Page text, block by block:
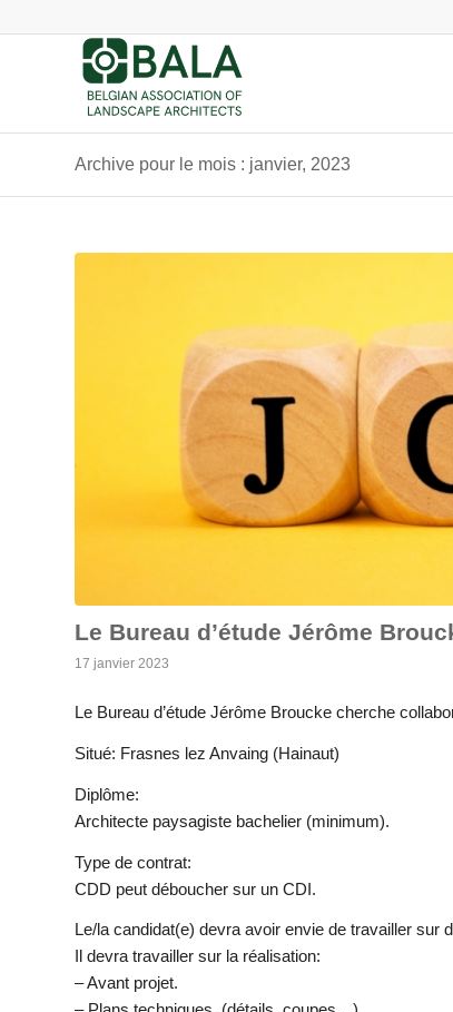
Archive pour le mois : janvier, 2023
Le Bureau d’étude Jérôme
17 janvier 2023
Le Bureau d’étude Jérôme Broucke cherche
Situé: Frasnes lez Anvaing (Hainaut)
Diplôme:
Architecte paysagiste bachelier (minimum).
Type de contrat:
CDD peut déboucher sur un CDI.
Le/la candidat(e) devra avoir envie de travailler sur
Il devra travailler sur la réalisation:
– Avant projet.